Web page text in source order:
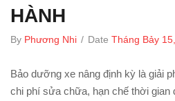
HÀNH
By Phương Nhi / Date Tháng Bảy
Bảo dưỡng xe nâng định kỳ là giải
chi phí sửa chữa, hạn chế thời gian